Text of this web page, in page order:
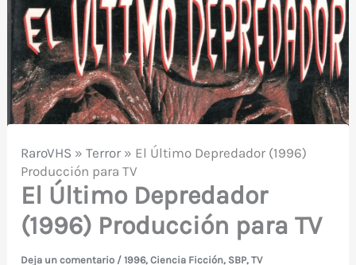
RaroVHS »Terror » El Último Depredador (1996)
Producción para TV
El Último Depredador
(1996) Producción para TV
Deja un comentario /1996,Ciencia Ficción, SBP,TV